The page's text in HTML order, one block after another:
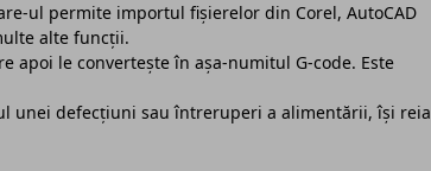
ul permite importul fișierelor din Corel, AutoCAD
alte funcții.
apoi le convertește în așa-numitul G-code. Este
unei defecțiuni sau întreruperi a alimentării, își reia